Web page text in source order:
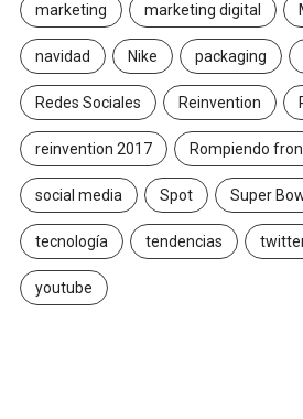
marketing marketing digital
navidad Nike packaging
Redes Sociales Reinvention
reinvention 2017 Rompiendo
social media Spot Super
tecnología tendencias
youtube